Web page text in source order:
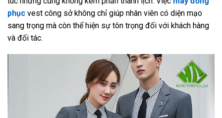
phục vest công sở không chỉ giúp nhân viên có diện mạo
sang trọng mà còn thể hiện sự tôn trọng đối với khách hàng
và đối tác.